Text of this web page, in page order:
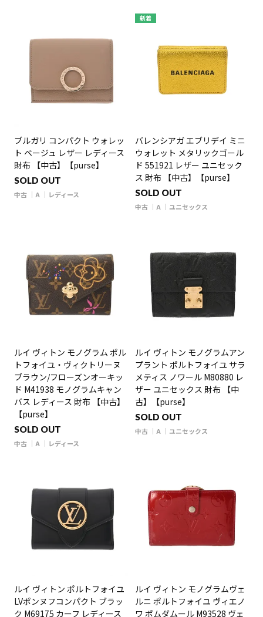
ブルガリ コンパクト ウォレッ
ト ベージュ レザー レディース
財布 【中古】【purse】
SOLD OUT
中古 A レディース
新着
バレンシアガ エブリデイ ミニ
ウォレット メタリックゴール
ド 551921 レザー ユニセック
ス 財布 【中古】【purse】
SOLD OUT
中古 A ユニセックス
ルイ ヴィトン モノグラム ポル
トフォイユ・ヴィクトリーヌ
ブラウン/フローズンオーキッ
ド M41938 モノグラムキャン
バス レディース 財布 【中古】
【purse】
SOLD OUT
中古 A レディース
ルイ ヴィトン モノグラムアン
プラント ポルトフォイユ サラ
メティス ノワール M80880 レ
ザー ユニセックス 財布 【中
古】【purse】
SOLD OUT
中古 A ユニセックス
ルイ ヴィトン ポルトフォイユ
LVポンヌフコンパクト ブラッ
ク M69175 カーフ レディース
ルイ ヴィトン モノグラムヴェ
ルニ ポルトフォイユ ヴィエノ
ワ ポムダムール M93528 ヴェ